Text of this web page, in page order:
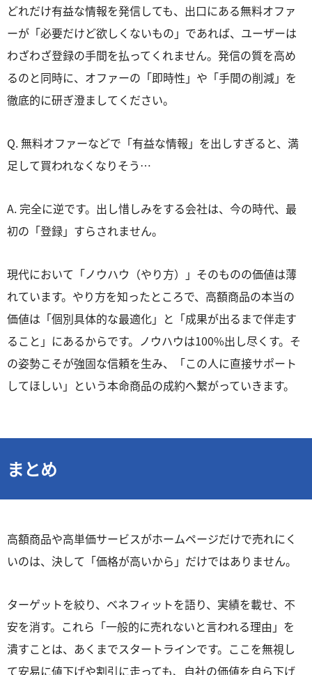
どれだけ有益な情報を発信しても、出口にある無料オファ
ーが「必要だけど欲しくないもの」であれば、ユーザーは
わざわざ登録の手間を払ってくれません。発信の質を高め
るのと同時に、オファーの「即時性」や「手間の削減」を
徹底的に研ぎ澄ましてください。
Q. 無料オファーなどで「有益な情報」を出しすぎると、満
足して買われなくなりそう…
A. 完全に逆です。出し惜しみをする会社は、今の時代、最
初の「登録」すらされません。
現代において「ノウハウ（やり方）」そのものの価値は薄
れています。やり方を知ったところで、高額商品の本当の
価値は「個別具体的な最適化」と「成果が出るまで伴走す
ること」にあるからです。ノウハウは100%出し尽くす。そ
の姿勢こそが強固な信頼を生み、「この人に直接サポート
してほしい」という本命商品の成約へ繋がっていきます。
まとめ
高額商品や高単価サービスがホームページだけで売れにく
いのは、決して「価格が高いから」だけではありません。
ターゲットを絞り、ベネフィットを語り、実績を載せ、不
安を消す。これら「一般的に売れないと言われる理由」を
潰すことは、あくまでスタートラインです。ここを無視し
て安易に値下げや割引に走っても、自社の価値を自ら下げ